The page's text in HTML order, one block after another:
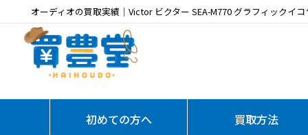
オーディオの買取実績｜Victor ビクター SEA-M770 グラフィックイ
初めての方へ 買取方法